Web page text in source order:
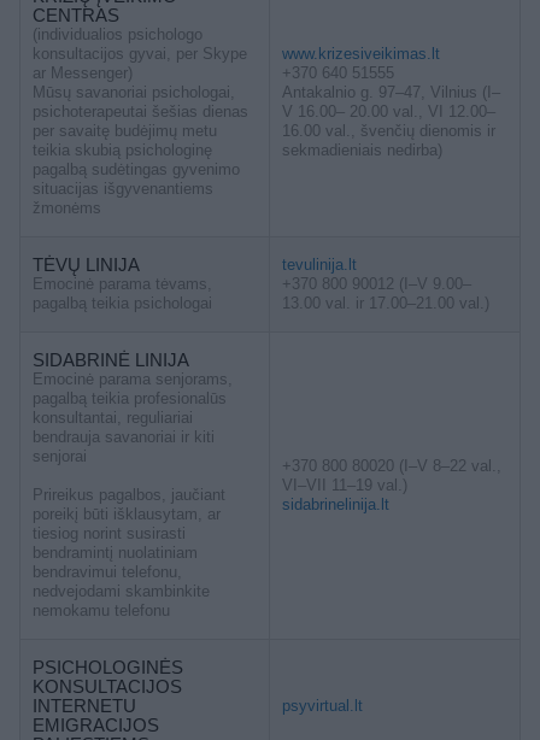
CENTRAS
(individualios psichologo
konsultacijos gyvai, per Skype
ar Messenger)
Mūsų savanoriai psichologai,
psichoterapeutai šešias dienas
per savaitę budėjimų metu
teikia skubią psichologinę
pagalbą sudėtingas gyvenimo
situacijas išgyvenantiems
žmonėms
www.krizesiveikimas.lt
+370 640 51555
Antakalnio g. 97–47, Vilnius (I–
V 16.00– 20.00 val., VI 12.00–
16.00 val., švenčių dienomis ir
sekmadieniais nedirba)
TĖVŲ LINIJA
Emocinė parama tėvams,
pagalbą teikia psichologai
tevulinija.lt
+370 800 90012 (I–V 9.00–
13.00 val. ir 17.00–21.00 val.)
SIDABRINĖ LINIJA
Emocinė parama senjorams,
pagalbą teikia profesionalūs
konsultantai, reguliariai
bendrauja savanoriai ir kiti
senjorai
Prireikus pagalbos, jaučiant
poreikį būti išklausytam, ar
tiesiog norint susirasti
bendramintį nuolatiniam
bendravimui telefonu,
nedvejodami skambinkite
nemokamu telefonu
+370 800 80020 (I–V 8–22 val.,
VI–VII 11–19 val.)
sidabrinelinija.lt
PSICHOLOGINĖS
KONSULTACIJOS
INTERNETU
EMIGRACIJOS
psyvirtual.lt